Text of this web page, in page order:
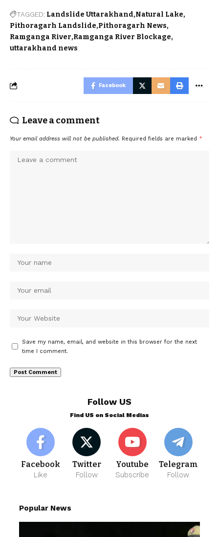
TAGGED: Landslide Uttarakhand Natural Lake
Pithoragarh Landslide Pithoragarh News
Ramganga River Ramganga River Blockage
uttarakhand news
Facebook
Leave a comment
Your email address will not be published. Required fields are marked *
Save my name, email, and website in this browser for the next
time I comment.
Follow US
Find US on Social Medias
Facebook
Like
Twitter
Follow
Youtube
Subscribe
Telegram
Follow
Popular News